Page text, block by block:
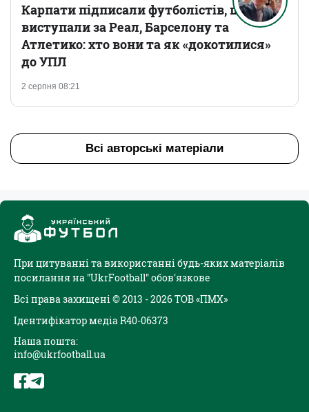
2 серпня 08:21
Карпати підписали футболістів, що
виступали за Реал, Барселону та
Атлетико: хто вони та як «докотилися»
до УПЛ
Всі авторські матеріали
При цитуванні та використанні будь-яких матеріалів
посилання на "UkrFootball" обов'язкове
Всі права захищені © 2013 - 2026 ТОВ «ПМХ»
Ідентифікатор медіа R40-06373
Наша пошта:
info@ukrfootball.ua